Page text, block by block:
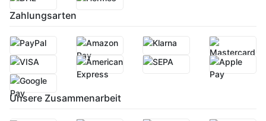
Zahlungsarten
Unsere Zusammenarbeit